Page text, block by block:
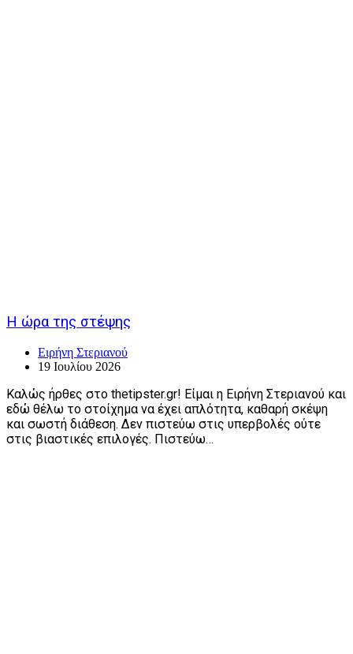
Η ώρα της στέψης
Ειρήνη Στεριανού
19 Ιουλίου 2026
Καλώς ήρθες στο thetipster.gr! Είμαι η Ειρήνη Στεριανού και
εδώ θέλω το στοίχημα να έχει απλότητα, καθαρή σκέψη
και σωστή διάθεση. Δεν πιστεύω στις υπερβολές ούτε
στις βιαστικές επιλογές. Πιστεύω…